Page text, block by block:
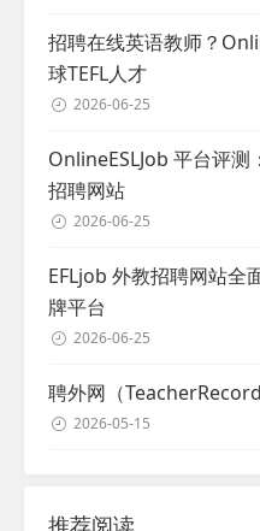
招聘在线英语教师？
球TEFL人才
2026-06-25
OnlineESLJob 平台评
招聘网站
2026-06-25
EFLjob 外教招聘网站全
牌平台
2026-06-25
聘外网（
2026-05-15